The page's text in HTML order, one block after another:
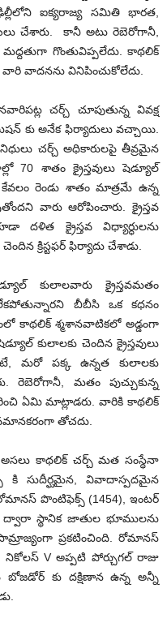
ఐక్యరాజ్య సమితి భారత,
చేశారు. కానీ అటు రెబెరోగానీ,
గొంతువిప్పలేదు. కాథలిక్
వాదనను వినిపించుకోలేదు.
చర్చ్ చూపుతున్న వివక్ష
కు అనేక ఫిర్యాదులు వచ్చాయి.
చర్చ్ అధికారులపై తీవ్రమైన
70 శాతం క్రైస్తవులు షెడ్యూల్
రెండు శాతం మాత్రమే ఉన్న
వారు ఆరోపించారు. క్రైస్తవ
దళిత క్రైస్తవ విధ్యార్ధులను
క్రిస్టఫర్ ఫిర్యాదు చేశాడు.
కులాలవారు క్రైస్తవమతం
బీబీసి ఒక కధనం
కాథలిక్ శ్మశానవాటికలో అడ్డంగా
కులాలకు చెందిన క్రైస్తవులు
మరో పక్క ఉన్నత కులాలకు
రెబెరోగానీ, మతం పుచ్చుకున్న
ఏమి మాట్లాడరు. వారికి కాథలిక్
తోచదు.
కాథలిక్ చర్చ్ మత సంస్థేనా
కి సుదీర్ఘమైన, వివాదాస్పదమైన
పొంటిఫెక్స్ (1454), ఇంటర్
స్థానిక జాతుల భూములను
ప్రకటించింది. రోమానస్
V అప్పటి పోర్చుగల్ రాజు
బోజడోర్ కు దక్షిణాన ఉన్న అన్నీ